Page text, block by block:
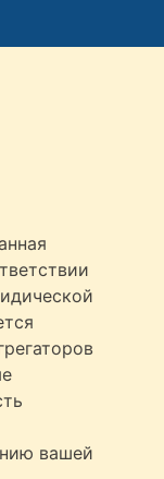
вашей